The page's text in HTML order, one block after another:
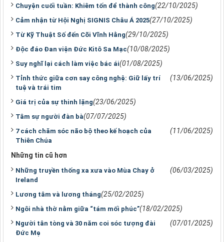
Chuyện cuối tuần: Khiêm tốn để thành công(22/10/2025)
Cảm nhận từ Hội Nghị SIGNIS Châu Á 2025(27/10/2025)
Từ Kỹ Thuật Số đến Cõi Vĩnh Hằng(29/10/2025)
Ðộc đáo Ðan viện Ðức Kitô Sa Mạc(10/08/2025)
Suy nghĩ lại cách làm việc bác ái(01/08/2025)
Tỉnh thức giữa cơn say công nghệ: Giữ lấy trí
tuệ và trái tim
(13/06/2025)
Giá trị của sự thinh lặng(23/06/2025)
Tâm sự người đàn bà(07/07/2025)
7 cách chăm sóc não bộ theo kế hoạch của
Thiên Chúa
(11/06/2025)
Những tin cũ hơn
Những truyền thống xa xưa vào Mùa Chay ở
Ireland
(06/03/2025)
Lương tâm và lương tháng(25/02/2025)
Ngôi nhà thờ nằm giữa “tám mối phúc”(18/02/2025)
Người tân tòng và 30 năm coi sóc tượng đài
Ðức Mẹ
(07/01/2025)